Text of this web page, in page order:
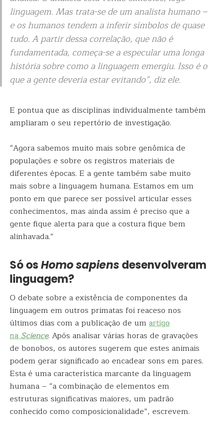
linguagem. Mas trata-se de um analista humano –
e os humanos tendem a inferir símbolos de quase
tudo. A partir dessa correlação, que não é
fundamentada, começa-se a especular uma longa
história sobre como a linguagem emergiu. Isso é o
que a gente deveria estar evitando”, diz ele.
E pontua que as disciplinas individualmente também
ampliaram o seu repertório de investigação.
“Agora sabemos muito mais sobre genômica de
populações e sobre os registros materiais de
diferentes épocas. E a gente também sabe muito
mais sobre a linguagem humana. Estamos em um
ponto em que parece ser possível articular esses
conhecimentos, mas ainda assim é preciso que a
gente fique alerta para que a costura fique bem
alinhavada.”
Só osHomo sapiensdesenvolveram
linguagem?
O debate sobre a existência de componentes da
linguagem em outros primatas foi reaceso nos
últimos dias com a publicação de um artigo
naScience. Após analisar várias horas de gravações
de bonobos, os autores sugerem que estes animais
podem gerar significado ao encadear sons em pares.
Esta é uma característica marcante da linguagem
humana – “a combinação de elementos em
estruturas significativas maiores, um padrão
conhecido como composicionalidade”, escrevem.